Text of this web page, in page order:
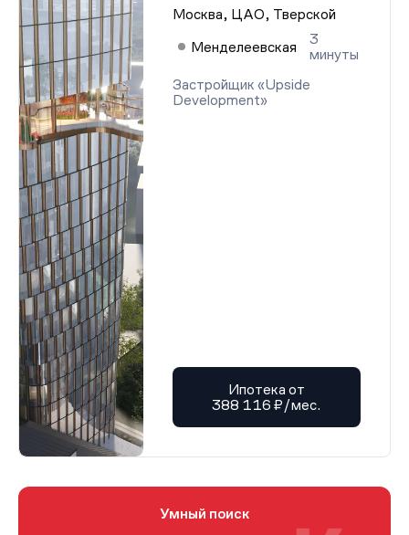
Москва, ЦАО, Тверской
Менделеевская
3
минуты
Застройщик «Upside
Development»
Ипотека от
388 116 ₽/мес.
Умный поиск